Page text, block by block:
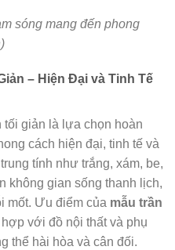
sóng mang đến phong
– Hiện Đại và Tinh Tế
tối giản là lựa chọn hoàn
cách hiện đại, tinh tế và
tính như trắng, xám, be,
không gian sống thanh lịch,
mốt. Ưu điểm của mẫu trần
với đồ nội thất và phụ
thể hài hòa và cân đối.